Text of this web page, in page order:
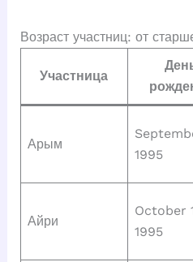
Возраст участниц: от
Участница
Арым
1995
Айри
October
1995